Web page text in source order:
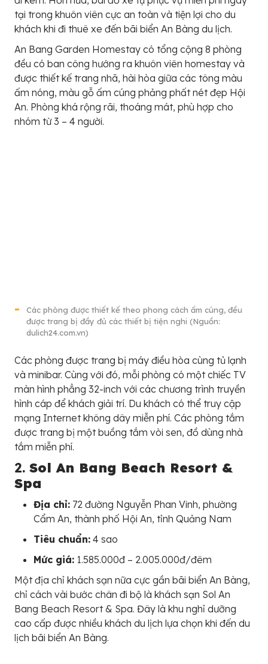
tại trong khuôn viên cực an toàn và tiện lợi cho du
khách khi đi thuê xe đến bãi biển An Bàng du lịch.
An Bang Garden Homestay có tổng cộng 8 phòng
đều có ban công hướng ra khuôn viên homestay và
được thiết kế trang nhã, hài hòa giữa các tông màu
ấm nóng, màu gỗ ấm cúng phảng phất nét đẹp Hội
An. Phòng khá rộng rãi, thoáng mát, phù hợp cho
nhóm từ 3 – 4 người.
Các phòng được thiết kế theo phong cách ấm cúng, đều
được trang bị đầy đủ các thiết bị tiện nghi (Nguồn:
dulich24.com.vn)
Các phòng được trang bị máy điều hòa cùng tủ lạnh
và minibar. Cùng với đó, mỗi phòng có một chiếc TV
màn hình phẳng 32-inch với các chương trình truyền
hình cáp để khách giải trí. Du khách có thể truy cập
mạng Internet không dây miễn phí. Các phòng tắm
được trang bị một buồng tắm vòi sen, đồ dùng nhà
tắm miễn phí.
2. Sol An Bang Beach Resort &
Spa
Địa chỉ: 72 đường Nguyễn Phan Vinh, phường
Cẩm An, thành phố Hội An, tỉnh Quảng Nam
Tiêu chuẩn: 4 sao
Mức giá: 1.585.000đ – 2.005.000đ/đêm
Một địa chỉ khách sạn nữa cực gần bãi biển An Bàng,
chỉ cách vài bước chân đi bộ là khách sạn Sol An
Bang Beach Resort & Spa. Đây là khu nghỉ dưỡng
cao cấp được nhiều khách du lịch lựa chọn khi đến du
lịch bãi biển An Bàng.